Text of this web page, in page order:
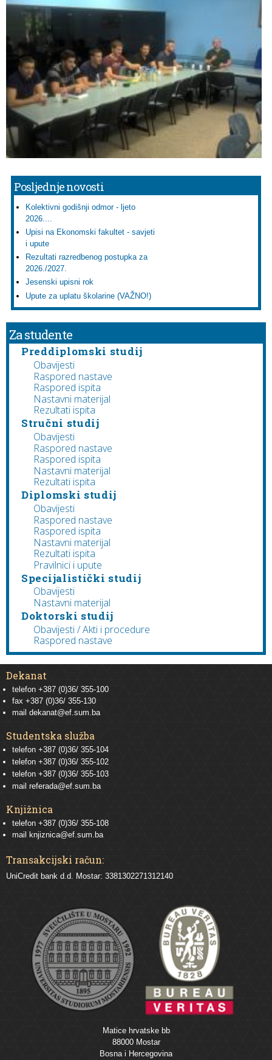
Posljednje novosti
Kolektivni godišnji odmor - ljeto
2026....
Upisi na Ekonomski fakultet - savjeti
i upute
Rezultati razredbenog postupka za
2026./2027.
Jesenski upisni rok
Upute za uplatu školarine (VAŽNO!)
Za studente
Preddiplomski studij
Obavijesti
Raspored nastave
Raspored ispita
Nastavni materijal
Rezultati ispita
Stručni studij
Obavijesti
Raspored nastave
Raspored ispita
Nastavni materijal
Rezultati ispita
Diplomski studij
Obavijesti
Raspored nastave
Raspored ispita
Nastavni materijal
Rezultati ispita
Pravilnici i upute
Specijalistički studij
Obavijesti
Nastavni materijal
Doktorski studij
Obavijesti / Akti i procedure
Raspored nastave
Dekanat
telefon +387 (0)36/ 355-100
fax +387 (0)36/ 355-130
mail dekanat@ef.sum.ba
Studentska služba
telefon +387 (0)36/ 355-104
telefon +387 (0)36/ 355-102
telefon +387 (0)36/ 355-103
mail referada@ef.sum.ba
Knjižnica
telefon +387 (0)36/ 355-108
mail
knjiznica@ef.sum.ba
Transakcijski račun:
UniCredit bank d.d. Mostar: 3381302271312140
Matice hrvatske bb
88000 Mostar
Bosna i Hercegovina